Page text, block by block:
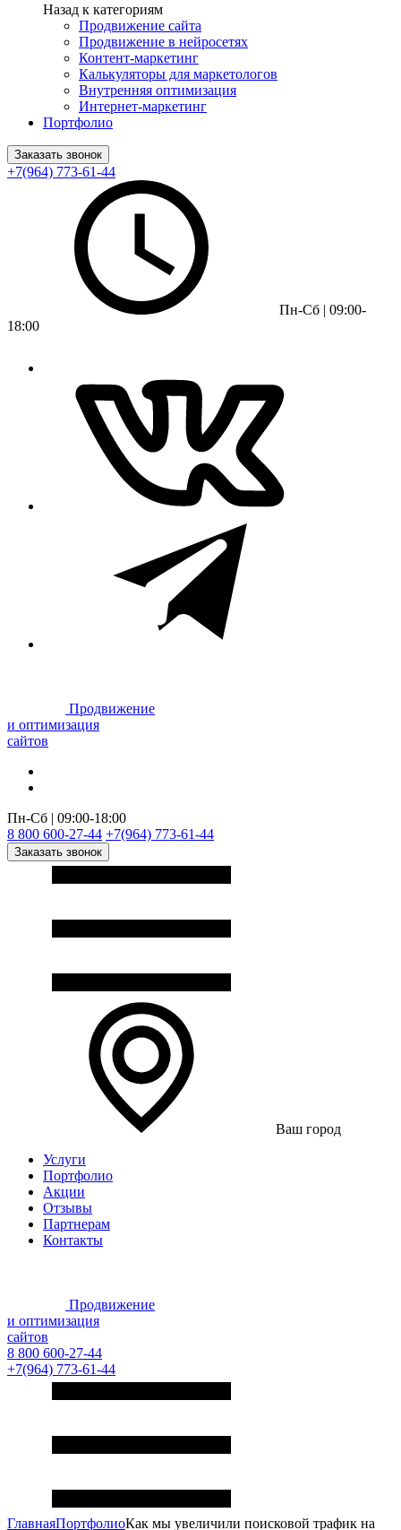
Назад к категориям
Продвижение сайта
Продвижение в нейросетях
Контент-маркетинг
Калькуляторы для маркетологов
Внутренняя оптимизация
Интернет-маркетинг
Портфолио
Заказать звонок
+7(964) 773-61-44
Пн-Сб | 09:00-
18:00
Продвижение
и оптимизация
сайтов
Пн-Сб | 09:00-18:00
8 800 600-27-44 +7(964) 773-61-44
Заказать звонок
Ваш город
Услуги
Портфолио
Акции
Отзывы
Партнерам
Контакты
Продвижение
и оптимизация
сайтов
8 800 600-27-44
+7(964) 773-61-44
ГлавнаяПортфолиоКак мы увеличили поисковой трафик на